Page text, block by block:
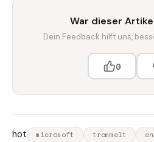
War dieser
Dein Feedback hilft uns,
0
hot microsoft trommelt